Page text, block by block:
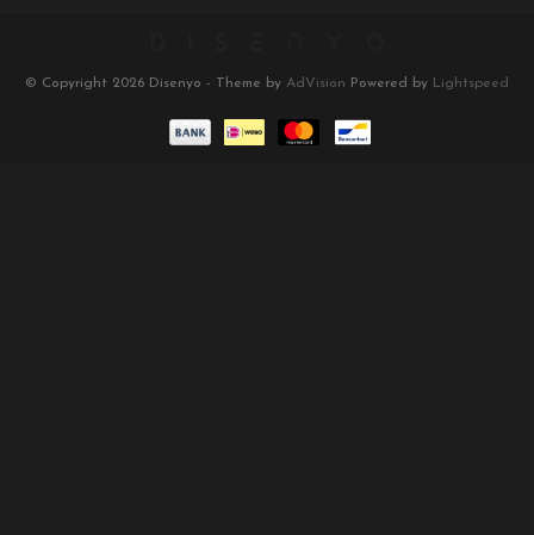
© Copyright 2026 Disenyo - Theme by AdVision Powered by Lightspeed